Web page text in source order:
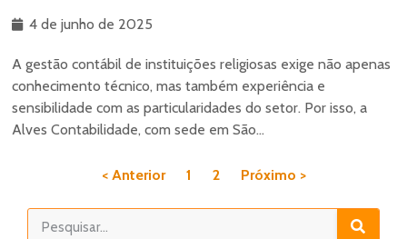
4 de junho de 2025
A gestão contábil de instituições religiosas exige não apenas
conhecimento técnico, mas também experiência e
sensibilidade com as particularidades do setor. Por isso, a
Alves Contabilidade, com sede em São...
< Anterior 1 2 Próximo >